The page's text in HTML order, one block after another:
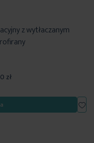
z wytłaczanym
zł